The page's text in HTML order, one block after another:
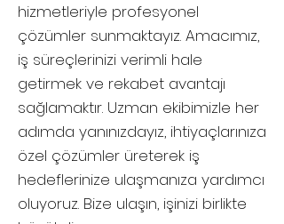
hizmetleriyle profesyonel
çözümler sunmaktayız. Amacımız,
iş süreçlerinizi verimli hale
getirmek ve rekabet avantajı
sağlamaktır. Uzman ekibimizle her
adımda yanınızdayız, ihtiyaçlarınıza
özel çözümler üreterek iş
hedeflerinize ulaşmanıza yardımcı
oluyoruz. Bize ulaşın, işinizi birlikte